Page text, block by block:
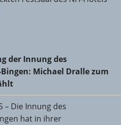
Innung des
Michael Dralle zum neuen
der Innung des
Michael Dralle zum
– Die Innung des
hat in ihrer